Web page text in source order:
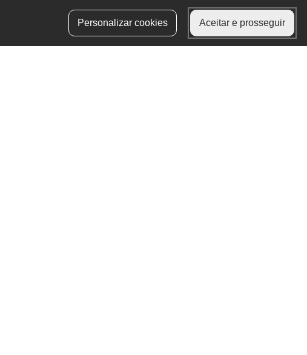
Personalizar cookies Aceitar e prosseguir
Aceder à área
reservada
autenticação